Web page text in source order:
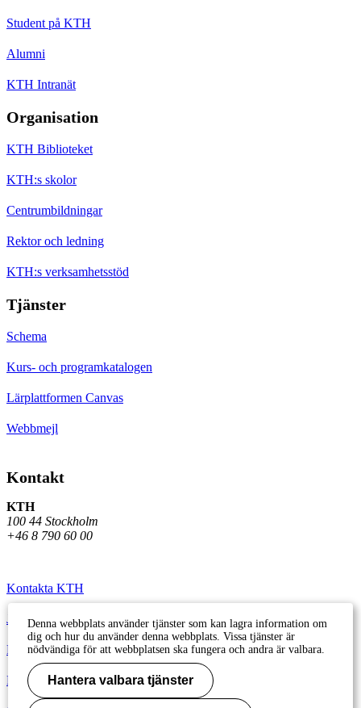
Student på KTH
Alumni
KTH Intranät
Organisation
KTH Biblioteket
KTH:s skolor
Centrumbildningar
Rektor och ledning
KTH:s verksamhetsstöd
Tjänster
Schema
Kurs- och programkatalogen
Lärplattformen Canvas
Webbmejl
Kontakt
KTH
100 44 Stockholm
+46 8 790 60 00
Kontakta KTH
Jobba på KTH
Press och media
Faktura och betalning KTH
Denna webbplats använder tjänster som kan lagra information om
dig och hur du använder denna webbplats. Vissa tjänster är
nödvändiga för att webbplatsen ska fungera och andra är valbara.
Hantera valbara tjänster